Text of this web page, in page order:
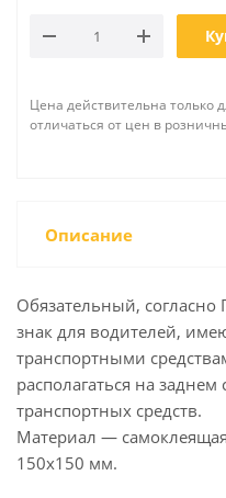
Цена действительна только
отличаться от цен в
Описание
Обязательный,
знак для водителей,
транспортными
располагаться на
транспортных средств.
Материал —
150х150 мм.